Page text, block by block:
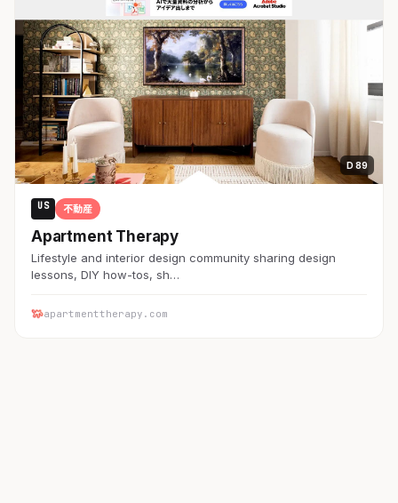
D 89
US 不動産
Apartment Therapy
Lifestyle and interior design community sharing design
lessons, DIY how-tos, sh…
apartmenttherapy.com